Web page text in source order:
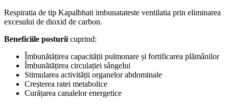
Respiratia de tip Kapalbhati imbunatateste ventilatia prin eliminarea
excesului de dioxid de carbon.
Beneficiile posturii cuprind:
Îmbunătățirea capacității pulmonare și fortificarea plămânilor
Îmbunătățirea circulației sângelui
Stimularea activității organelor abdominale
Creșterea ratei metabolice
Curățarea canalelor energetice